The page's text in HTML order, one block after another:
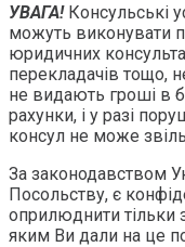
УВАГА!Консульські
можуть виконувати
юридичних
перекладачів тощо,
не видають гроші в
рахунки, і у разі
консул не може
За законодавством
Посольству, є
оприлюднити тільки
яким Ви дали на це